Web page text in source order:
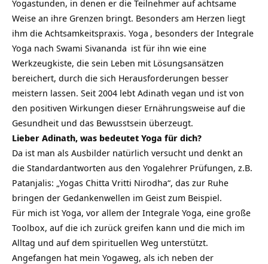
Yogastunden, in denen er die Teilnehmer auf achtsame
Weise an ihre Grenzen bringt. Besonders am Herzen liegt
ihm die Achtsamkeitspraxis. Yoga , besonders der Integrale
Yoga nach Swami Sivananda ist für ihn wie eine
Werkzeugkiste, die sein Leben mit Lösungsansätzen
bereichert, durch die sich Herausforderungen besser
meistern lassen. Seit 2004 lebt Adinath vegan und ist von
den positiven Wirkungen dieser Ernährungsweise auf die
Gesundheit und das Bewusstsein überzeugt.
Lieber Adinath, was bedeutet Yoga für dich?
Da ist man als Ausbilder natürlich versucht und denkt an
die Standardantworten aus den Yogalehrer Prüfungen, z.B.
Patanjalis: „Yogas Chitta Vritti Nirodha“, das zur Ruhe
bringen der Gedankenwellen im Geist zum Beispiel.
Für mich ist Yoga, vor allem der Integrale Yoga, eine große
Toolbox, auf die ich zurück greifen kann und die mich im
Alltag und auf dem spirituellen Weg unterstützt.
Angefangen hat mein Yogaweg, als ich neben der